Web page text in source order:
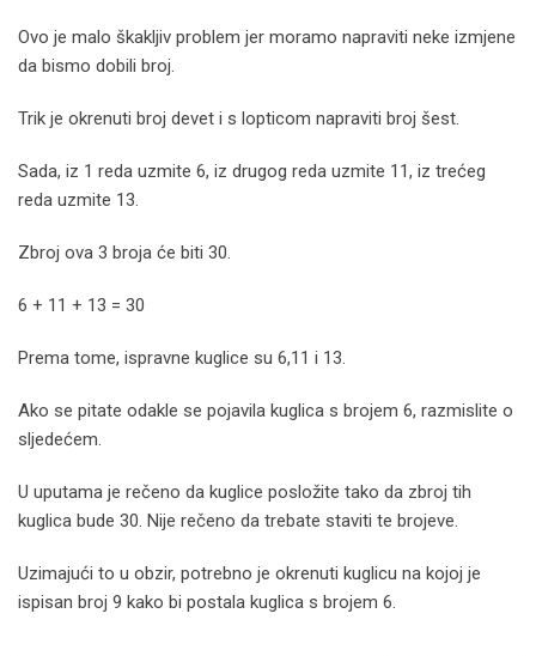
Ovo je malo škakljiv problem jer moramo napraviti neke izmjene
da bismo dobili broj.
Trik je okrenuti broj devet i s lopticom napraviti broj šest.
Sada, iz 1 reda uzmite 6, iz drugog reda uzmite 11, iz trećeg
reda uzmite 13.
Zbroj ova 3 broja će biti 30.
6 + 11 + 13 = 30
Prema tome, ispravne kuglice su 6,11 i 13.
Ako se pitate odakle se pojavila kuglica s brojem 6, razmislite o
sljedećem.
U uputama je rečeno da kuglice posložite tako da zbroj tih
kuglica bude 30. Nije rečeno da trebate staviti te brojeve.
Uzimajući to u obzir, potrebno je okrenuti kuglicu na kojoj je
ispisan broj 9 kako bi postala kuglica s brojem 6.